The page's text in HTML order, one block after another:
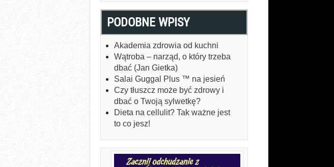
PODOBNE WPISY
Akademia zdrowia od kuchni
Wątroba – narząd, o który trzeba
dbać (Jan Gietka)
Salai Guggal Plus ™ na jesień
Czy tłuszcz może być zdrowy i
dbać o Twoją sylwetkę?
Dieta na cellulit? Tak ważne jest
to co jesz!